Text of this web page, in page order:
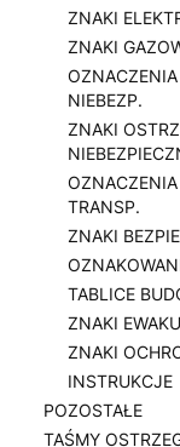
ZNAKI
ZNAKI
OZNACZENIA
NIEBEZP.
ZNAKI
TRANSP.
ZNAKI
TABLICE
ZNAKI
ZNAKI
INSTRUKCJE
POZOSTAŁE
TAŚMY